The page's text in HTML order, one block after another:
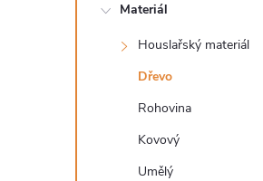
Materiál
Houslařský materiál
Dřevo
Rohovina
Kovový
Umělý